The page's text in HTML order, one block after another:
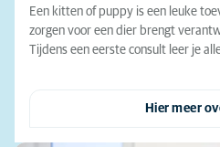
Een kitten of puppy is een leuke
zorgen voor een dier brengt
Tijdens een eerste consult leer je
Hier meer